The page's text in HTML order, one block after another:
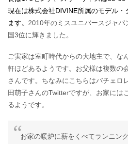
現在は株式会社DIVINE所属のモデル
ます。 2010年のミスユニバースジャパ
国3位に輝きました。
ご実家は室町時代からの大地主で、な
軒ほどあるようです。お父様は複数の
さんです。ちなみにこちらはバチェロ
田萌子さんのTwitterですが、お家には
るようです。
お家の暖炉に薪をくべてランニン